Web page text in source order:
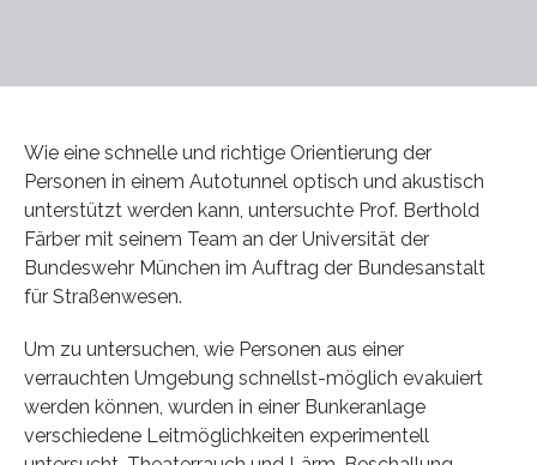
Wie eine schnelle und richtige Orientierung der
Personen in einem Autotunnel optisch und akustisch
unterstützt werden kann, untersuchte Prof. Berthold
Färber mit seinem Team an der Universität der
Bundeswehr München im Auftrag der Bundesanstalt
für Straßenwesen.
Um zu untersuchen, wie Personen aus einer
verrauchten Umgebung schnellst-möglich evakuiert
werden können, wurden in einer Bunkeranlage
verschiedene Leitmöglichkeiten experimentell